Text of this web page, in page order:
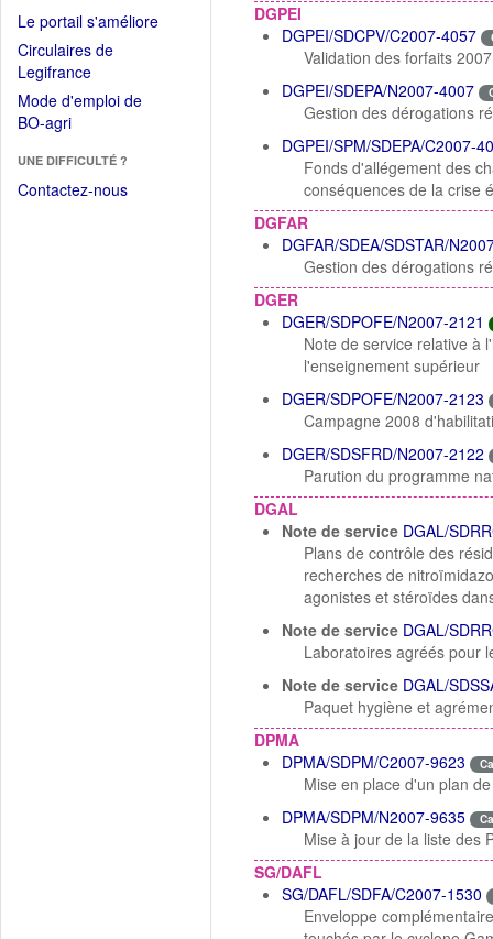
Le portail s'améliore(Fichier
Circulaires de
Legifrance(Ouvrir
dans
une
fenêtre)
Mode d'emploi de
BO-agri(Ouvrir
une
nouvelle
UNE DIFFICULTÉ ?
Contactez-nous
DGPEI
DGPEI/SDCPV/C2007-4057
Validation des forfaits
DGPEI/SDEPA/N2007-4007
Gestion des dérogations
DGPEI/SPM/SDEPA/C2007-
Fonds d'allégement des
conséquences de la crise
DGFAR
DGFAR/SDEA/SDSTAR/
Gestion des dérogations
DGER
DGER/SDPOFE/N2007-2121
Note de service relative à
l'enseignement supérieur
DGER/SDPOFE/N2007-2123
Campagne 2008
DGER/SDSFRD/N2007-2122
Parution du programme
DGAL
Note de service DGAL/
Plans de contrôle des
recherches de
agonistes et stéroïdes
Note de service DGAL/
Laboratoires agréés pour
Note de service DGAL/
Paquet hygiène et
DPMA
DPMA/SDPM/C2007-9623
Mise en place d'un plan
DPMA/SDPM/N2007-9635
Mise à jour de la liste des
SG/DAFL
SG/DAFL/SDFA/C2007-1530
Enveloppe